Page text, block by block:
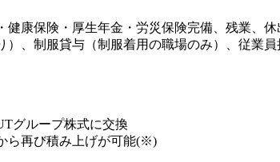
康保険・厚生年金・労災保険完備、残業、
、制服貸与（制服着用の職場のみ）、従業
グループ株式に交換
ら再び積み上げが可能(※)